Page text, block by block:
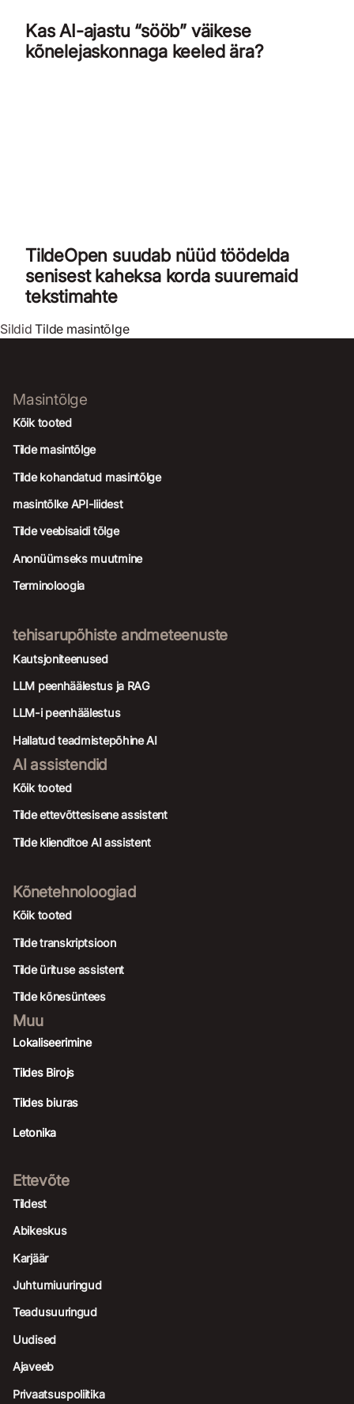
Kas AI-ajastu “sööb” väikese
kõnelejaskonnaga keeled ära?
TildeOpen suudab nüüd töödelda
senisest kaheksa korda suuremaid
tekstimahte
SildidTilde masintõlge
Masintõlge
Kõik tooted
Tilde masintõlge
Tilde kohandatud masintõlge
masintõlke API-liidest
Tilde veebisaidi tõlge
Anonüümseks muutmine
Terminoloogia
tehisarupõhiste andmeteenuste
Kautsjoniteenused
LLM peenhäälestus ja RAG
LLM-i peenhäälestus
Hallatud teadmistepõhine AI
AI assistendid
Kõik tooted
Tilde ettevõttesisene assistent
Tilde klienditoe AI assistent
Kõnetehnoloogiad
Kõik tooted
Tilde transkriptsioon
Tilde ürituse assistent
Tilde kõnesüntees
Muu
Lokaliseerimine
Tildes Birojs
Tildes biuras
Letonika
Ettevõte
Tildest
Abikeskus
Karjäär
Juhtumiuuringud
Teadusuuringud
Uudised
Ajaveeb
Privaatsuspoliitika